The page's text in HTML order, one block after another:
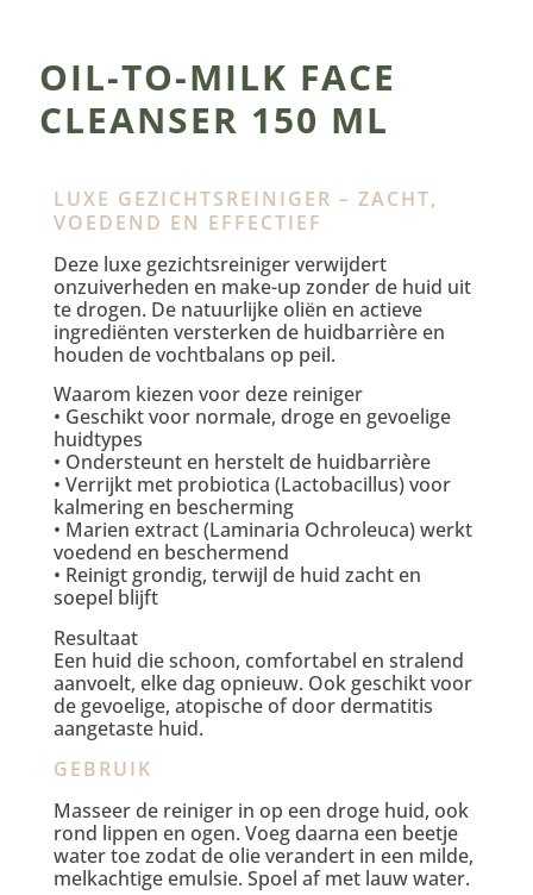
OIL-TO-MILK FACE
CLEANSER 150 ML
LUXE GEZICHTSREINIGER – ZACHT,
VOEDEND EN EFFECTIEF
Deze luxe gezichtsreiniger verwijdert
onzuiverheden en make-up zonder de huid uit
te drogen. De natuurlijke oliën en actieve
ingrediënten versterken de huidbarrière en
houden de vochtbalans op peil.
Waarom kiezen voor deze reiniger
• Geschikt voor normale, droge en gevoelige
huidtypes
• Ondersteunt en herstelt de huidbarrière
• Verrijkt met probiotica (Lactobacillus) voor
kalmering en bescherming
• Marien extract (Laminaria Ochroleuca) werkt
voedend en beschermend
• Reinigt grondig, terwijl de huid zacht en
soepel blijft
Resultaat
Een huid die schoon, comfortabel en stralend
aanvoelt, elke dag opnieuw. Ook geschikt voor
de gevoelige, atopische of door dermatitis
aangetaste huid.
GEBRUIK
Masseer de reiniger in op een droge huid, ook
rond lippen en ogen. Voeg daarna een beetje
water toe zodat de olie verandert in een milde,
melkachtige emulsie. Spoel af met lauw water.